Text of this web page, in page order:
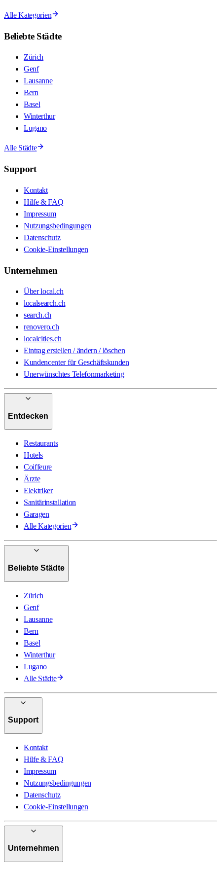
Alle Kategorien
Beliebte Städte
Zürich
Genf
Lausanne
Bern
Basel
Winterthur
Lugano
Alle Städte
Support
Kontakt
Hilfe & FAQ
Impressum
Nutzungsbedingungen
Datenschutz
Cookie-Einstellungen
Unternehmen
Über local.ch
localsearch.ch
search.ch
renovero.ch
localcities.ch
Eintrag erstellen / ändern / löschen
Kundencenter für Geschäftskunden
Unerwünschtes Telefonmarketing
Entdecken
Restaurants
Hotels
Coiffeure
Ärzte
Elektriker
Sanitärinstallation
Garagen
Alle Kategorien
Beliebte Städte
Zürich
Genf
Lausanne
Bern
Basel
Winterthur
Lugano
Alle Städte
Support
Kontakt
Hilfe & FAQ
Impressum
Nutzungsbedingungen
Datenschutz
Cookie-Einstellungen
Unternehmen